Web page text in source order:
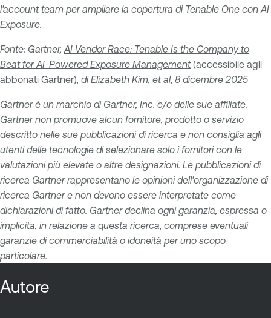
l'account team per ampliare la copertura di Tenable One con AI
Exposure.
Fonte: Gartner, AI Vendor Race: Tenable Is the Company to
Beat for AI-Powered Exposure Management(accessibile agli
abbonati Gartner), di Elizabeth Kim, et al, 8 dicembre 2025
Gartner è un marchio di Gartner, Inc. e/o delle sue affiliate.
Gartner non promuove alcun fornitore, prodotto o servizio
descritto nelle sue pubblicazioni di ricerca e non consiglia agli
utenti delle tecnologie di selezionare solo i fornitori con le
valutazioni più elevate o altre designazioni. Le pubblicazioni di
ricerca Gartner rappresentano le opinioni dell'organizzazione di
ricerca Gartner e non devono essere interpretate come
dichiarazioni di fatto. Gartner declina ogni garanzia, espressa o
implicita, in relazione a questa ricerca, comprese eventuali
garanzie di commerciabilità o idoneità per uno scopo
particolare.
Autore